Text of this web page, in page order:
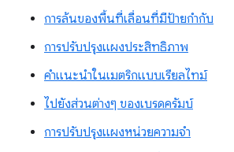
การล้นของพื้นที่เลื่อนที่มีป้ายกำกับ
การปรับปรุงแผงประสิทธิภาพ
คำแนะนำในเมตริกแบบเรียลไทม์
ไปยังส่วนต่างๆ ของเบรดครัมบ์
การปรับปรุงแผงหน่วยความจำ